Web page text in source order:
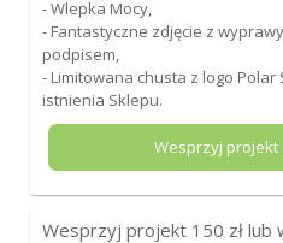
- Wlepka Mocy,
- Fantastyczne zdjęcie z
podpisem,
- Limitowana chusta z logo
istnienia Sklepu.
Wesprzyj projekt
Wesprzyj projekt 150 zł lub